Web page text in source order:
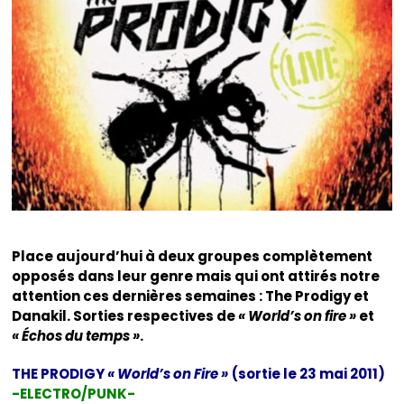
Place aujourd’hui à deux groupes complètement
opposés dans leur genre mais qui ont attirés notre
attention ces dernières semaines : The Prodigy et
Danakil. Sorties respectives de« World’s on fire »et
« Échos du temps ».
THE PRODIGY« World’s on Fire » (sortie le 23 mai 2011)
-ELECTRO/PUNK-